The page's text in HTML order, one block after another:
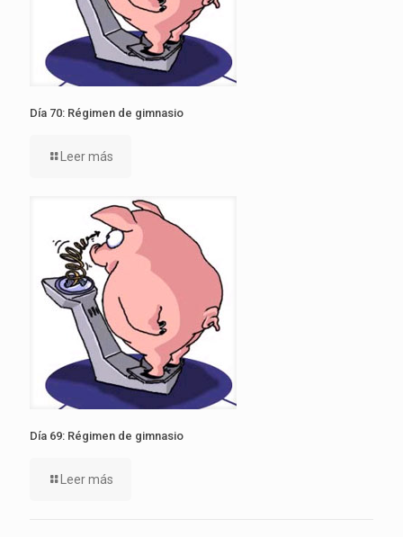
Día 70: Régimen de gimnasio
Leer más
Día 69: Régimen de gimnasio
Leer más